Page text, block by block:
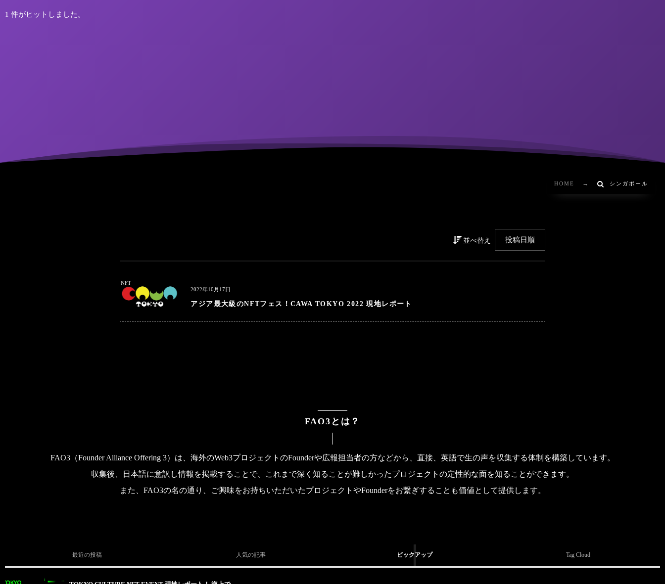
1 件がヒットしました。
HOME シンガポール
並べ替え
NFT
2022年10月17日
アジア最大級のNFTフェス！CAWA TOKYO 2022 現地レポート
FAO3とは？
FAO3（Founder Alliance Offering 3）は、海外のWeb3プロジェクトのFounderや広報担当者の方などから、直接、英語で生の声を収集する体制を構築しています。
収集後、日本語に意訳し情報を掲載することで、これまで深く知ることが難しかったプロジェクトの定性的な面を知ることができます。
また、FAO3の名の通り、ご興味をお持ちいただいたプロジェクトやFounderをお繋ぎすることも価値として提供します。
最近の投稿 人気の記事 ピックアップ Tag Cloud